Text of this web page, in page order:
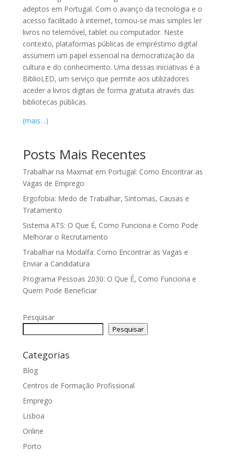
adeptos em Portugal. Com o avanço da tecnologia e o
acesso facilitado à internet, tornou-se mais simples ler
livros no telemóvel, tablet ou computador. Neste
contexto, plataformas públicas de empréstimo digital
assumem um papel essencial na democratização da
cultura e do conhecimento. Uma dessas iniciativas é a
BiblioLED, um serviço que permite aos utilizadores
aceder a livros digitais de forma gratuita através das
bibliotecas públicas.
(mais…)
Posts Mais Recentes
Trabalhar na Maxmat em Portugal: Como Encontrar as
Vagas de Emprego
Ergofobia: Medo de Trabalhar, Sintomas, Causas e
Tratamento
Sistema ATS: O Que É, Como Funciona e Como Pode
Melhorar o Recrutamento
Trabalhar na Modalfa: Como Encontrar as Vagas e
Enviar a Candidatura
Programa Pessoas 2030: O Que É, Como Funciona e
Quem Pode Beneficiar
Pesquisar
Pesquisar
Categorias
Blog
Centros de Formação Profissional
Emprego
Lisboa
Online
Porto